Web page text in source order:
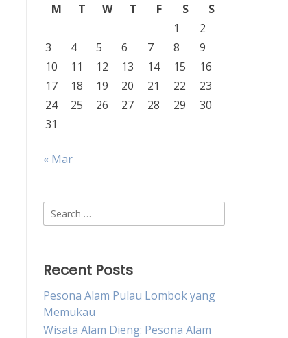
M
T W T F S
S
1
2
3
4 5 6 7 8
9
10
11 12 13 14 15
16
17
18 19 20 21 22
23
24
25 26 27 28 29
30
31
« Mar
Search
for:
Recent Posts
Pesona Alam Pulau Lombok yang
Memukau
Wisata Alam Dieng: Pesona Alam